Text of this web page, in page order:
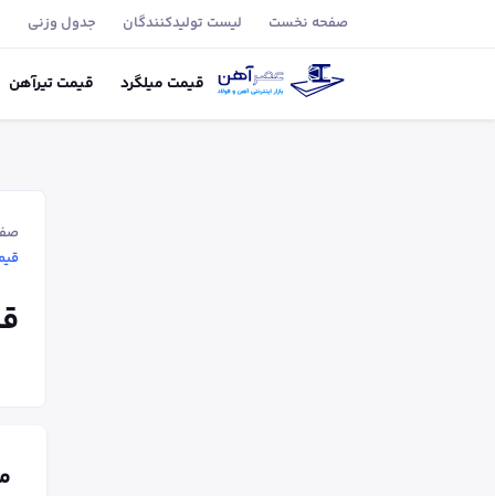
صفحه نخست لیست تولید‌کنندگان جدول وزنی
قیمت میلگرد قیمتتیر‌آهن